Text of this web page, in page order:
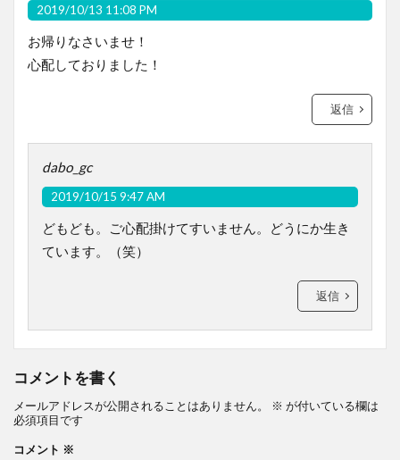
2019/10/13 11:08 PM
お帰りなさいませ！
心配しておりました！
返信
dabo_gc
2019/10/15 9:47 AM
どもども。ご心配掛けてすいません。どうにか生き
ています。（笑）
返信
コメントを書く
メールアドレスが公開されることはありません。 ※ が付いている欄は
必須項目です
コメント ※